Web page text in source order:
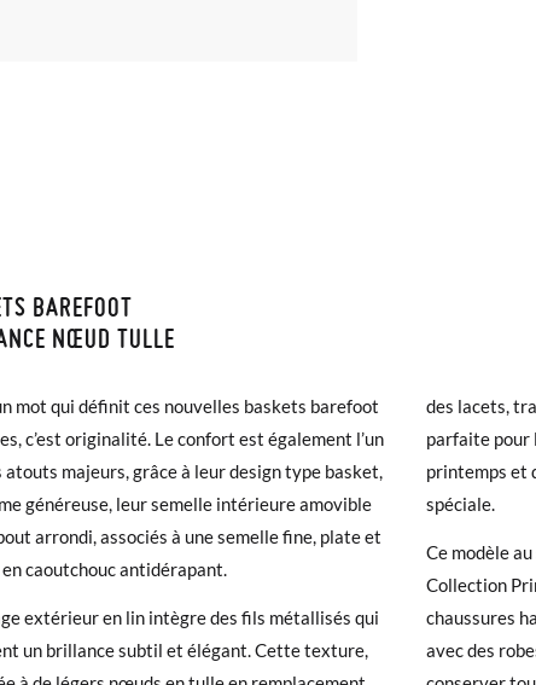
BAREFOOT
NŒUD TULLE
mot qui définit ces nouvelles baskets barefoot
c’est originalité. Le confort est également l’un
atouts majeurs, grâce à leur design type basket,
généreuse, leur semelle intérieure amovible
arrondi, associés à une semelle fine, plate et
caoutchouc antidérapant.
extérieur en lin intègre des fils métallisés qui
un brillance subtil et élégant. Cette texture,
des lacets,
parfaite pour
printemps et
spéciale.
Ce modèle
Collection
chaussures
avec des
ET RETOURS
prendra de 4 à 5 jours ouvrables pour arriver par coursier.
sinon elle sera expédiée le lendemain.
arrivent et ne correspondent pas tout à fait à ce que
un retour gratuit.
avez un compte, connectez-vous simplement pour lancer la
veuillez vous rendre sur notre page
et saisir votre
pour l'achat. Une étiquette de retour sera alors envoyée